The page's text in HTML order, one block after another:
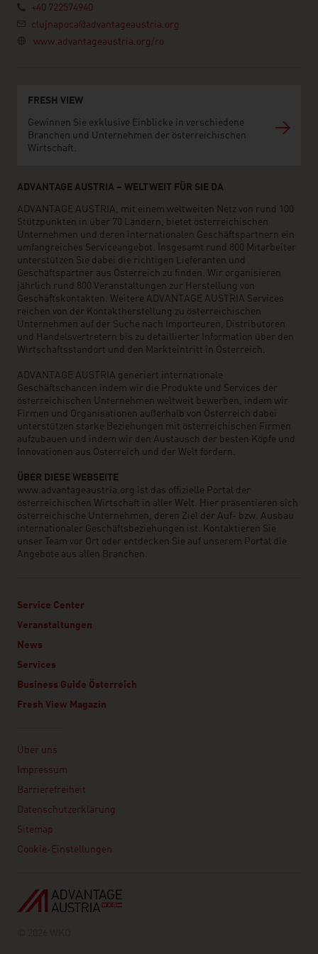
+40 722574940
clujnapoca@advantageaustria.org
www.advantageaustria.org/ro
FRESH VIEW
Gewinnen Sie exklusive Einblicke in verschiedene
Branchen und Unternehmen der österreichischen
Wirtschaft.
ADVANTAGE AUSTRIA – WELTWEIT FÜR SIE DA
ADVANTAGE AUSTRIA, mit einem weltweiten Netz von rund 100
Stützpunkten in über 70 Ländern, bietet österreichischen
Unternehmen und deren internationalen Geschäftspartnern ein
umfangreiches Serviceangebot. Insgesamt rund 800 Mitarbeiter
unterstützen Sie dabei die richtigen Lieferanten und
Geschäftspartner aus Österreich zu finden. Wir organisieren
jährlich rund 800 Veranstaltungen zur Herstellung von
Geschäftskontakten. Weitere ADVANTAGE AUSTRIA Services
reichen von der Kontaktherstellung zu österreichischen
Unternehmen auf der Suche nach Importeuren, Distributoren
und Handelsvertretern bis zu detaillierter Information über den
Wirtschaftsstandort und den Markteintritt in Österreich.
ADVANTAGE AUSTRIA generiert internationale
Geschäftschancen indem wir die Produkte und Services der
österreichischen Unternehmen weltweit bewerben, indem wir
Firmen und Organisationen außerhalb von Österreich dabei
unterstützen starke Beziehungen mit österreichischen Firmen
aufzubauen und indem wir den Austausch der besten Köpfe und
Innovationen aus Österreich und der Welt fördern.
ÜBER DIESE WEBSEITE
www.advantageaustria.org ist das offizielle Portal der
österreichischen Wirtschaft in aller Welt. Hier präsentieren sich
österreichische Unternehmen, deren Ziel der Auf- bzw. Ausbau
internationaler Geschäftsbeziehungen ist. Kontaktieren Sie
unser Team vor Ort oder entdecken Sie auf unserem Portal die
Angebote aus allen Branchen.
Service Center
Veranstaltungen
News
Services
Business Guide Österreich
Fresh View Magazin
Über uns
Impressum
Barrierefreiheit
Datenschutzerklärung
Sitemap
Cookie-Einstellungen